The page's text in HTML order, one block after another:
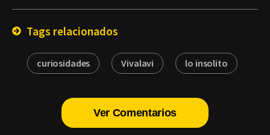
Tags relacionados
curiosidades Vivalavi lo insolito
Ver Comentarios